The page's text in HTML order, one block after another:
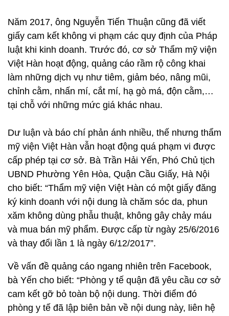
Năm 2017, ông Nguyễn Tiến Thuận cũng đã viết
giấy cam kết không vi phạm các quy định của Pháp
luật khi kinh doanh. Trước đó, cơ sở Thẩm mỹ viện
Việt Hàn hoạt động, quảng cáo rầm rộ công khai
làm những dịch vụ như tiêm, giảm béo, nâng mũi,
chỉnh cằm, nhấn mí, cắt mí, hạ gò má, độn cằm,…
tại chỗ với những mức giá khác nhau.
Dư luận và báo chí phản ánh nhiều, thế nhưng thẩm
mỹ viện Việt Hàn vẫn hoạt động quá phạm vi được
cấp phép tại cơ sở. Bà Trần Hải Yến, Phó Chủ tịch
UBND Phường Yên Hòa, Quận Cầu Giấy, Hà Nội
cho biết: “Thẩm mỹ viện Việt Hàn có một giấy đăng
ký kinh doanh với nội dung là chăm sóc da, phun
xăm không dùng phẫu thuật, không gây chảy máu
và mua bán mỹ phẩm. Được cấp từ ngày 25/6/2016
và thay đổi lần 1 là ngày 6/12/2017”.
Về vấn đề quảng cáo ngang nhiên trên Facebook,
bà Yến cho biết: “Phòng y tế quận đã yêu cầu cơ sở
cam kết gỡ bỏ toàn bộ nội dung. Thời điểm đó
phòng y tế đã lập biên bản về nội dung này, liên hệ